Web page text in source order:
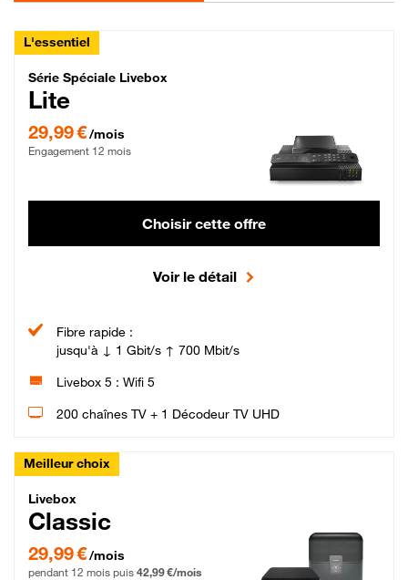
L'essentiel
Série Spéciale Livebox Lite Fibre
Série Spéciale Livebox
Lite
29,99 €/mois
Engagement 12 mois
Choisir cette offre
Voir le détail
Fibre rapide :
jusqu'à ↓ 1 Gbit/s ↑ 700 Mbit/s
Livebox 5 : Wifi 5
200 chaînes TV + 1 Décodeur TV UHD
Meilleur choix
Livebox Classic Fibre
Livebox
Classic
29,99 € par mois pendant 12 mois puis 42,99 € par mois, Engagement 12 mois
29,99 €/mois
pendant 12 mois puis 42,99 €/mois